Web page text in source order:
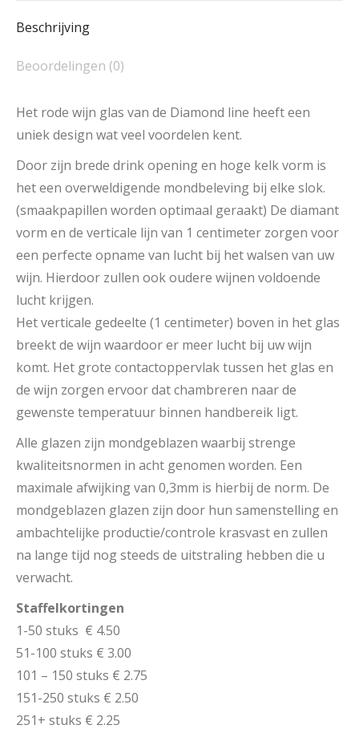
Beschrijving
Beoordelingen (0)
Het rode wijn glas van de Diamond line heeft een
uniek design wat veel voordelen kent.
Door zijn brede drink opening en hoge kelk vorm is
het een overweldigende mondbeleving bij elke slok.
(smaakpapillen worden optimaal geraakt) De diamant
vorm en de verticale lijn van 1 centimeter zorgen voor
een perfecte opname van lucht bij het walsen van uw
wijn. Hierdoor zullen ook oudere wijnen voldoende
lucht krijgen.
Het verticale gedeelte (1 centimeter) boven in het glas
breekt de wijn waardoor er meer lucht bij uw wijn
komt. Het grote contactoppervlak tussen het glas en
de wijn zorgen ervoor dat chambreren naar de
gewenste temperatuur binnen handbereik ligt.
Alle glazen zijn mondgeblazen waarbij strenge
kwaliteitsnormen in acht genomen worden. Een
maximale afwijking van 0,3mm is hierbij de norm. De
mondgeblazen glazen zijn door hun samenstelling en
ambachtelijke productie/controle krasvast en zullen
na lange tijd nog steeds de uitstraling hebben die u
verwacht.
Staffelkortingen
1-50 stuks € 4.50
51-100 stuks € 3.00
101 – 150 stuks € 2.75
151-250 stuks € 2.50
251+ stuks € 2.25